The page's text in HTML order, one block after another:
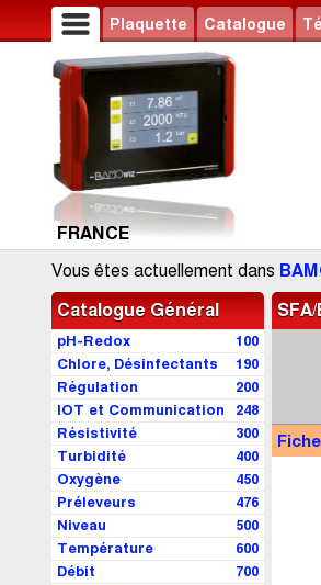
Plaquette Catalogue
FRANCE
Vous êtes actuellement dans
Catalogue Général
100
pH-Redox
190
Chlore, Désinfectants
200
Régulation
248
IOT et Communication
300
Résistivité
400
Turbidité
450
Oxygène
476
Préleveurs
500
Niveau
600
Température
700
Débit
SFA/